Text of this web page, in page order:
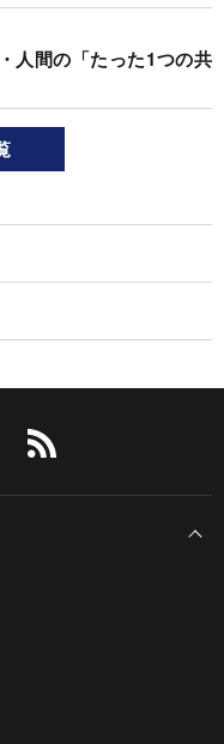
人間の「たった1つの共